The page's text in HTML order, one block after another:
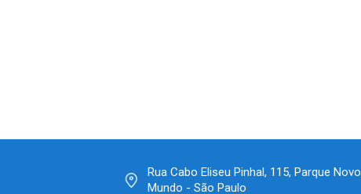
Rua Cabo Eliseu Pinhal, 115, Parque Novo
Mundo - São Paulo